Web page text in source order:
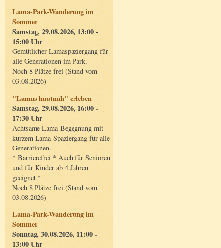
Lama-Park-Wanderung im
Sommer
Samstag, 29.08.2026, 13:00 -
15:00 Uhr
Gemütlicher Lamaspaziergang für
alle Generationen im Park.
Noch 8 Plätze frei (Stand vom
03.08.2026)
"Lamas hautnah" erleben
Samstag, 29.08.2026, 16:00 -
17:30 Uhr
Achtsame Lama-Begegnung mit
kurzem Lama-Spaziergang für alle
Generationen.
* Barrierefrei * Auch für Senioren
und für Kinder ab 4 Jahren
geeignet *
Noch 8 Plätze frei (Stand vom
03.08.2026)
Lama-Park-Wanderung im
Sommer
Sonntag, 30.08.2026, 11:00 -
13:00 Uhr